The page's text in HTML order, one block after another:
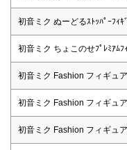
初音ミク ぬーどるｽﾄｯﾊﾟｰﾌｨｷ
初音ミク ちょこのせﾌﾟﾚﾐｱﾑﾌ
初音ミク Fashion フィギュ
初音ミク Fashion フィギュ
初音ミク Fashion フィギュ